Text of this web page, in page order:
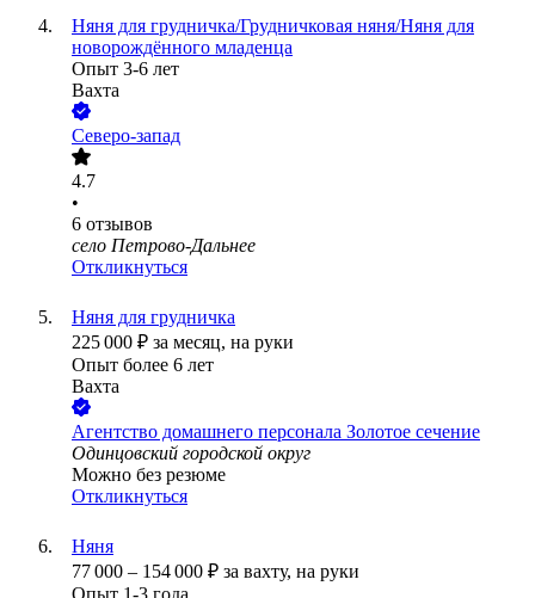
Няня для грудничка/Грудничковая няня/Няня для
новорождённого младенца
Опыт 3-6 лет
Вахта
Северо-запад
4.7
•
6 отзывов
село Петрово-Дальнее
Откликнуться
Няня для грудничка
225 000 ₽ за месяц, на руки
Опыт более 6 лет
Вахта
Агентство домашнего персонала Золотое сечение
Одинцовский городской округ
Можно без резюме
Откликнуться
Няня
77 000 – 154 000 ₽ за вахту, на руки